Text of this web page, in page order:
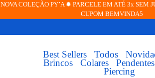
NOVA COLEÇÃO PY’A ✹ PARCELE EM ATÉ 3x SEM
CUPOM BEMVINDA5
Best Sellers Todos
Brincos
Colares Pendentes
Piercing